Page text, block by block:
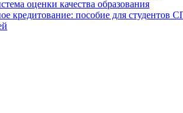
оценки качества образования
кредитование: пособие для студентов